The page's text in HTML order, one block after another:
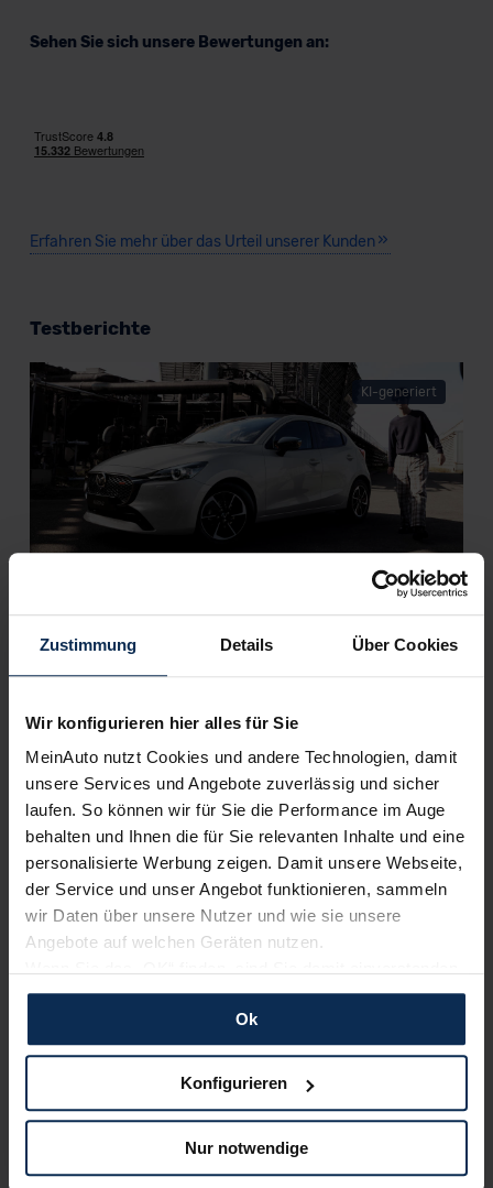
Zustimmung Details Über Cookies
Wir konfigurieren hier alles für Sie
MeinAuto nutzt Cookies und andere Technologien, damit
unsere Services und Angebote zuverlässig und sicher
laufen. So können wir für Sie die Performance im Auge
behalten und Ihnen die für Sie relevanten Inhalte und eine
personalisierte Werbung zeigen. Damit unsere Webseite,
der Service und unser Angebot funktionieren, sammeln
wir Daten über unsere Nutzer und wie sie unsere
Angebote auf welchen Geräten nutzen.
und erlauben uns Cookies für unseren Service zu
verwenden und diese Daten an Dritte weiterzugeben,
etwa an unsere Marketingpartner. Falls Sie dem nicht
zustimmen möchten, beschränken wir uns auf die
dann nicht auf Sie zuschneiden und Sie somit nicht
perfekt auf dem Weg zu Ihrem Neuwagen unterstützen.
Sie können die Einstellungen jederzeit anpassen oder
Ok
Konfigurieren
Nur notwendige
Sehen Sie sich unsere Bewertungen an:
Erfahren Sie mehr über das Urteil unserer Kunden
Testberichte
KI-generiert
Mazda2 Homura (Test 2023): Die Flamme
lodert wacker weiter
Mazda ist in der Kleinwagenklasse zurzeit doppelt vertreten:
2023 gibt es ein Sondermodell: den Mazda2 Homura. Wir
Artikel lesen
KI-generiert
Mazda2 (Test 2023): Wirkt der alte Mazda-Mini mit